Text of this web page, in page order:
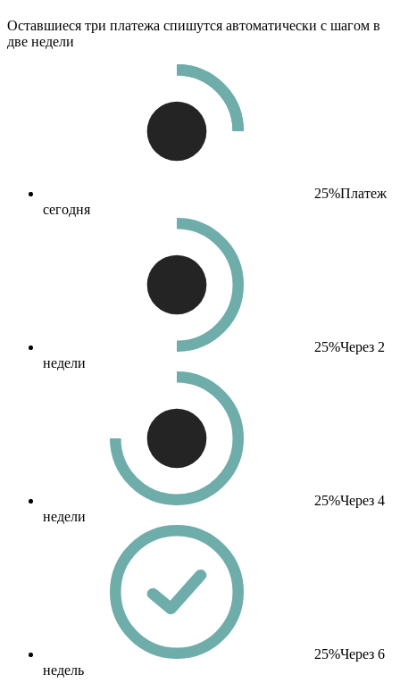
Оставшиеся три платежа спишутся автоматически с шагом в
две недели
25%Платеж
сегодня
25%Через 2
недели
25%Через 4
недели
25%Через 6
недель